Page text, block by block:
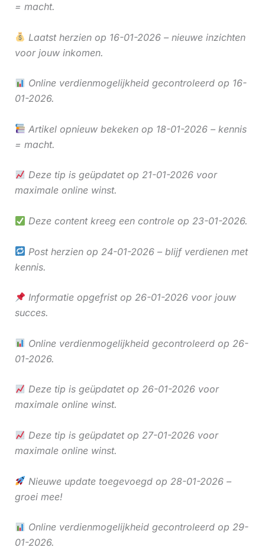
= macht.
Laatst herzien op 16-01-2026 – nieuwe inzichten
voor jouw inkomen.
Online verdienmogelijkheid gecontroleerd op 16-
01-2026.
Artikel opnieuw bekeken op 18-01-2026 – kennis
= macht.
Deze tip is geüpdatet op 21-01-2026 voor
maximale online winst.
Deze content kreeg een controle op 23-01-2026.
Post herzien op 24-01-2026 – blijf verdienen met
kennis.
Informatie opgefrist op 26-01-2026 voor jouw
succes.
Online verdienmogelijkheid gecontroleerd op 26-
01-2026.
Deze tip is geüpdatet op 26-01-2026 voor
maximale online winst.
Deze tip is geüpdatet op 27-01-2026 voor
maximale online winst.
Nieuwe update toegevoegd op 28-01-2026 –
groei mee!
Online verdienmogelijkheid gecontroleerd op 29-
01-2026.